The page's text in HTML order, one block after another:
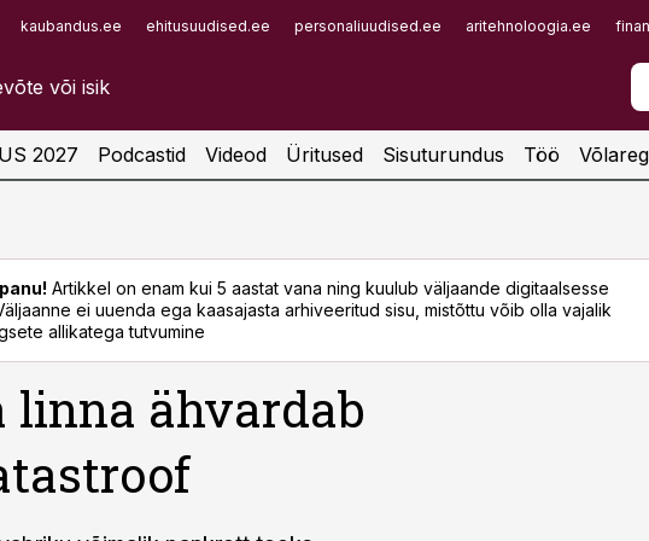
kaubandus.ee ehitusuudised.ee personaliuudised.ee aritehnoloogia.ee
Infopank
2027 Podcastid Videod Üritused Sisuturundus Töö
Artikkel on enam kui 5 aastat vana ning kuulub väljaande digitaalsesse
ei uuenda ega kaasajasta arhiveeritud sisu, mistõttu võib olla vajalik
allikatega tutvumine
linna ähvardab